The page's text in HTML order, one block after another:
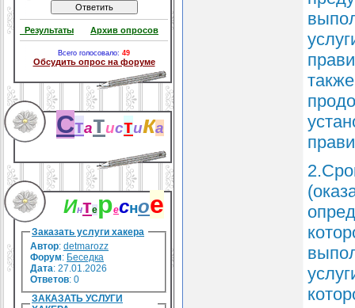
Результаты Архив опросов
Всего голосовало: 49
Обсудить опрос на форуме
Статистика
Интересное
Заказать услуги хакера
Автор: detmarozz
Форум: Беседка
Дата: 27.01.2026
Ответов: 0
ЗАКАЗАТЬ УСЛУГИ